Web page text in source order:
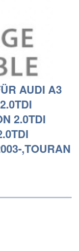
AUDI A3
2.0TDI
,TOURAN